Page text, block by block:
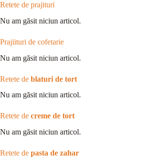
Retete de prajituri
Nu am găsit niciun articol.
Prajiituri de cofetarie
Nu am găsit niciun articol.
Retete de blaturi de tort
Nu am găsit niciun articol.
Retete de creme de tort
Nu am găsit niciun articol.
Retete de pasta de zahar